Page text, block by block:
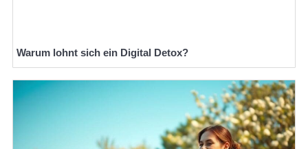
Warum lohnt sich ein Digital Detox?